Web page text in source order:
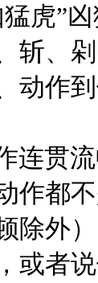
虎”
斩、
动作
连贯
作都
除外
或者